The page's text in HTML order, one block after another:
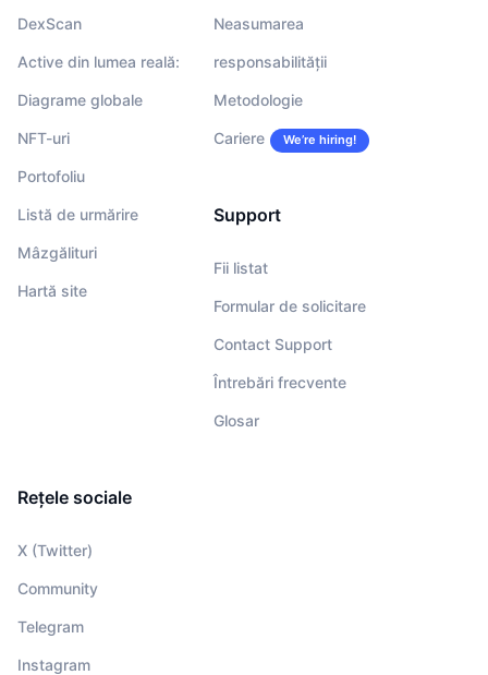
DexScan
Active din lumea reală:
Diagrame globale
NFT-uri
Portofoliu
Listă de urmărire
Mâzgălituri
Hartă site
Neasumarea
responsabilității
Metodologie
Cariere We’re hiring!
Support
Fii listat
Formular de solicitare
Contact Support
Întrebări frecvente
Glosar
Rețele sociale
X (Twitter)
Community
Telegram
Instagram